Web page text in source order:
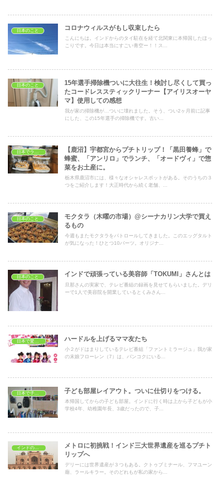
日本のこと コロナウィルスがもし収束したら
こんにちは。インドからのタイ駐在を経て北関東に本帰国したほっ
こりです。今日は本当にすごい青空ー！！ス...
日本のこと
15年選手掃除機ついに大往生！検討し尽くして買っ
たコードレススティックリーナー【アイリスオーヤ
マ】使用しての感想
我が家の掃除機が…ついに壊れました。そう、つい2ヶ月前に記事
にした、この15年選手の掃除機です。古い...
【鹿沼】宇都宮からプチトリップ！「黒田養蜂」で
蜂蜜、「アンリロ」でランチ、「オードヴィ」で惣
菜をお土産に。
栃木県鹿沼市には、様々なオシャレスポットがある。そのうちの３
つをご紹介します！大正時代から続く老舗、...
日本のこと
モクタラ（木曜の市場）@シーナカリン大学で買え
るもの
今週もまたモクタラをパトロールしてきました。このエッグタルト
が気になった！ひとつ10バーツ。オリジナ...
日本のこと インドで頑張っている美容師「TOKUMI」さんとは
旦那さんの実家で、テレビ番組の録画を見せてもらいました。デリ
ーで1人で美容院を開業しているとくみさん...
日本で驚いたこと ハードルを上げるママ友たち
小２がドはまりしているテレビ番組「ファントミラージュ」我が家
の末娘フローレン（7）は、バンコクにいる...
子ども部屋レイアウト。ついに仕切りをつける。
本帰国してからの子ども部屋。インドに行く時は上から子どもが小
学校4年、幼稚園年長、3歳だったので、子...
インドの文化
メトロに初挑戦！インド三大世界遺産を巡るプチト
リップへ
デリーには世界遺産が３つもある。クトゥブミナール、フマユーン
廟、ラールキラー。そのどれもが私の家から...